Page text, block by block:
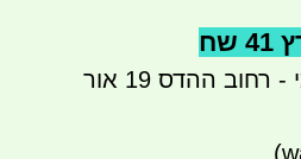
ניתן לבצע איסוף עצמי - רחוב ההדס 19 אור